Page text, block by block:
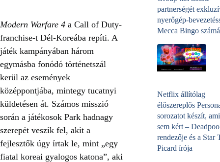
Modern Warfare 4 a Call of Duty-
franchise-t Dél-Koreába repíti. A
játék kampányában három
egymásba fonódó történetszál
kerül az események
középpontjába, mintegy tucatnyi
küldetésen át. Számos misszió
során a játékosok Park hadnagy
szerepét veszik fel, akit a
fejlesztők úgy írtak le, mint „egy
fiatal koreai gyalogos katona”, aki
partnerségét
nyerőgép-
Mecca Bingo
Netflix állítólag
élőszereplős
sorozatot készít,
sem kért –
rendezője és a Star
Picard írója